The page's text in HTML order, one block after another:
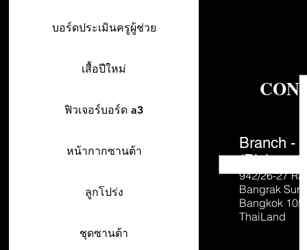
บอร์ดประเมินครูผู้ช่วย
เสื้อปีใหม่
ฟิวเจอร์บอร์ด a3
หน้ากากซานต้า
ลูกโปร่ง
ชุดซานต้า
Branch -
(Pick-up
942/26-27
Bangrak
Bangkok
ThaiLand